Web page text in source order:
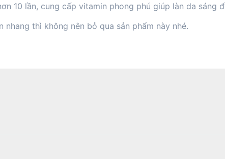
10 lần, cung cấp vitamin phong phú giúp làn da sáng
thì không nên bỏ qua sản phẩm này nhé.